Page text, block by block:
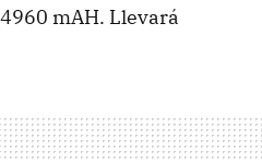
mAH. Llevará